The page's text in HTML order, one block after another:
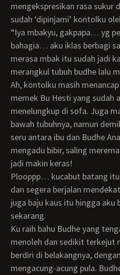
mengekspresikan rasa sukur
sudah ‘dipinjami’ kontolku
“Iya mbakyu, gakpapa… yg penting mbak sekarang
bahagia… aku iklas berbagi
merasa mbak itu sudah jadi
merangkul tubuh budhe lalu
Ah, kontolku masih menancap dan tegang dalam
memek Bu Hesti yang sudah
menelungkup di sofa. Juga
bawah tubuhnya, namun
seru antara ibu dan Budhe
mengadu bibir, saling
jadi makin keras!
Plooppp… kucabut batang itu dari vagina Bu Hesti
dan segera berjalan
juga baju kaus itu hingga aku
sekarang.
Ku raih bahu Budhe yang tengah asik berciuman, ia
menoleh dan sedikit terkejut
berdiri di belakangnya,
mengacung-acung pula.